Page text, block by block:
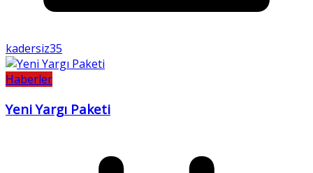
kadersiz35
Haberler
Yeni Yargı Paketi